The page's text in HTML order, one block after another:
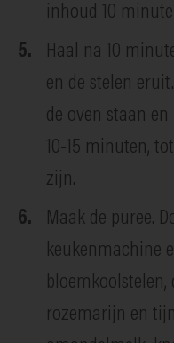
inhoud 10
Haal na 10
en de stelen
de oven staan
10-15 minuten,
zijn.
Maak de puree.
keukenmachine
rozemarijn en